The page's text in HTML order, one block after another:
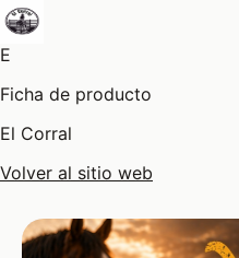
E
Ficha de producto
El Corral
Volver al sitio web